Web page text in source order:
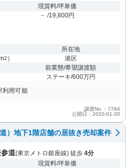
現賃料/坪単価
－ /19,800円
2 ）
所在地
港区
前業態/希望譲渡額
ステーキ/600万円
利用可能
譲渡No.：7784
公開日：2020-01-20
）地下1階店舗の居抜き売却案件
道(東京メトロ銀座線) 徒歩 4分
現賃料/坪単価